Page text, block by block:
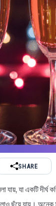
SHARE
যা একটি দীর্ঘ